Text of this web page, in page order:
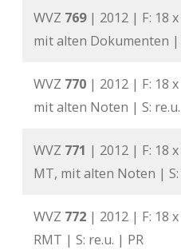
WVZ 769 | 2012 | F: 18
mit alten Dokumenten |
WVZ 770 | 2012 | F: 18
mit alten Noten | S:
WVZ 771 | 2012 | F: 18
MT, mit alten Noten | S:
WVZ 772 | 2012 | F: 18
RMT | S: re.u. | PR